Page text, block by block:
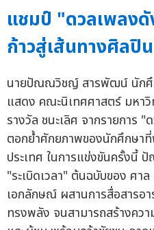
แชมป์ "ดวลเพลง
ก้าวสู่เส้นทางศิลปิ
นายปัณณวิชญ์ สารพัฒน์ นักศึ
แสดง คณะนิเทศศาสตร์ มหา
รางวัล ชนะเลิศ จากรายการ
ตอกย้ำศักยภาพของนักศึกษา
ประเทศ ในการแข่งขันครั้ง
"ระเบิดเวลา" ต้นฉบับของ ศา
เอกลักษณ์ ผสานการสื่อสารอ
ทรงพลัง จนสามารถสร้างคว